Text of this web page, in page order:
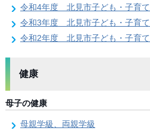
令和4年度 北見市子ども・子育て会
令和3年度 北見市子ども・子育て会
令和2年度 北見市子ども・子育て会
健康
母子の健康
母親学級、両親学級